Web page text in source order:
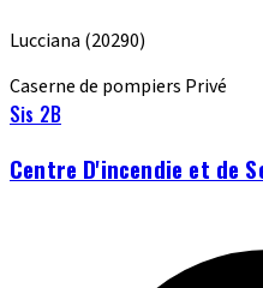
Lucciana (20290)
Caserne de pompiers Privé
Sis 2B
Centre D'incendie et de